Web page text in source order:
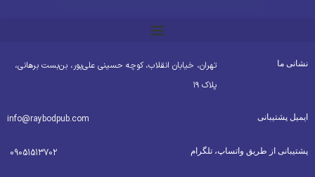
ما
تهران، خیابان انقلاب، کوچه حسینی علی‌پور، بن‌بست برهانی،
پلاک ۱۹
پشتیبانی info@raybodpub.com
از طریق واتساپ، تلگرام 09051513702